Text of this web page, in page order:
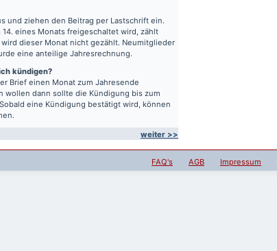
und ziehen den Beitrag per Lastschrift ein.
eines Monats freigeschaltet wird, zählt
dieser Monat nicht gezählt. Neumitglieder
eine anteilige Jahresrechnung.
kündigen?
Brief einen Monat zum Jahresende
wollen dann sollte die Kündigung bis zum
eine Kündigung bestätigt wird, können
weiter >>
FAQ's AGB Impressum